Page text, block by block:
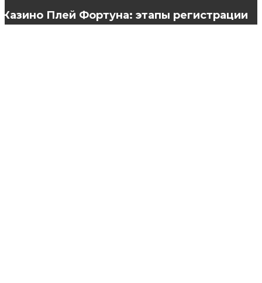
Казино Плей Фортуна: этапы регистрации